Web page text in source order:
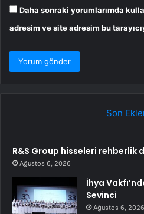
Daha sonraki yorumlarımda
adresim ve site adresim bu
Son
R&S Group hisseleri rehberlik
Ağustos 6, 2026
İhya
Sevinci
Ağustos 6, 2026